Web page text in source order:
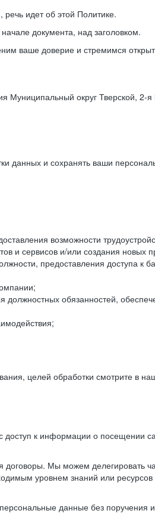
идет об этой Политике.
документа, над заголовком.
ваше доверие и стремимся
округ Тверской, 2-я
данных и сохранять ваши
возможности
и сервисов и/или создания новых
предоставления доступа к
обязанностей,
целей обработки смотрите в
доступ к информации о посещении
договоры. Мы можем делегировать
уровнем знаний или
данные без поручения